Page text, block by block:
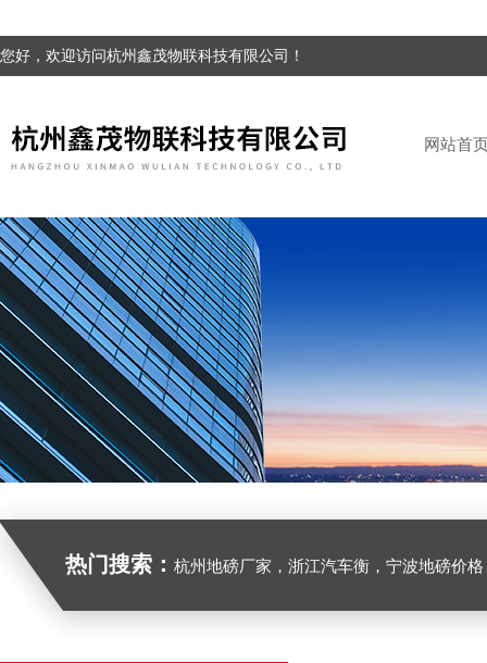
您好，欢迎访问杭州鑫茂物联科技有限公司！
网站首
热门搜索： 杭州地磅厂家，浙江汽车衡，宁波地磅价格，浙江地